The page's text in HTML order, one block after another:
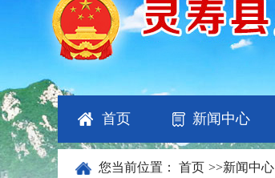
首页 新闻中心
您当前位置： 首页 >>新闻中心